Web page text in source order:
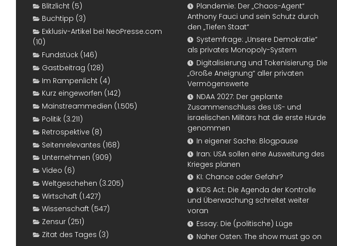
Blitzlicht (5)
Buchtipp (3)
Exklusiv-Artikel bei NeoPresse.com
(10)
Fundstück (146)
Gastbeitrag (128)
Im Rampenlicht (4)
Kurz eingeworfen (142)
Mainstreammedien (1.505)
Politik (3.211)
Retrospektive (8)
Seitenrelevantes (168)
Unternehmen (909)
Video (6)
Weltgeschehen (3.205)
Wirtschaft (1.427)
Wissenschaft (547)
Zensur (251)
Zitat des Tages (3)
Plandemie: Der „Chaos-Agent“
Anthony Fauci und sein Schutz durch
den „Tiefen Staat“
Systemfrage: „Unsere Demokratie“
als privates Monopoly-System
Digitalisierung und Tokenisierung: Die
„Große Aneignung“ aller privaten
Vermögenswerte
NDAA 2027: Der geplante
Zusammenschluss des US- und
israelischen Militärs hat die erste Hürde
genommen
In eigener Sache: Blogpause
Iran: USA sollen eine Ausweitung des
Krieges planen
KI: Chance oder Gefahr?
KIDS Act: Die Agenda der Kontrolle
und Überwachung schreitet weiter
voran
Essay: Die (politische) Lüge
Naher Osten: The show must go on